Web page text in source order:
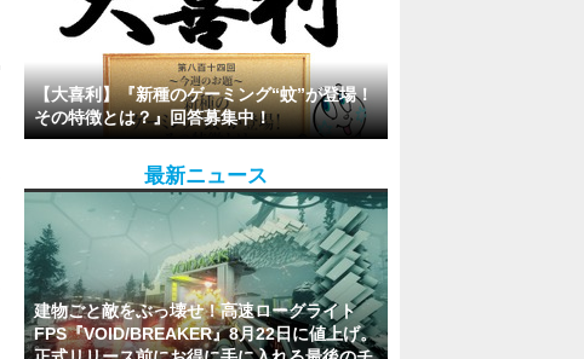
【大喜利】『新種のゲーミング“蚊”が登場！
その特徴とは？』回答募集中！
最新ニュース
建物ごと敵をぶっ壊せ！高速ローグライト
FPS『VOID/BREAKER』8月22日に値上げ。